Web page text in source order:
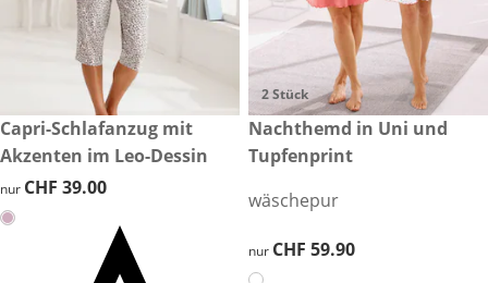
CHF 39.00
Capri-Schlafanzug mit
Akzenten im Leo-Dessin
CHF 39.00
nur CHF 39.00
2 Stück
CHF 59.90
Nachthemd in Uni und
Tupfenprint
wäschepur
CHF 59.90
nur CHF 59.90